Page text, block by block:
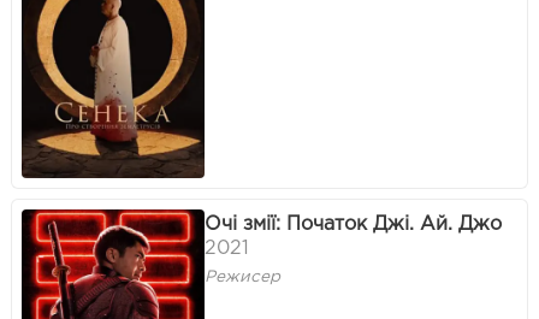
Очі змії: Початок Джі. Ай. Джо
2021
Режисер